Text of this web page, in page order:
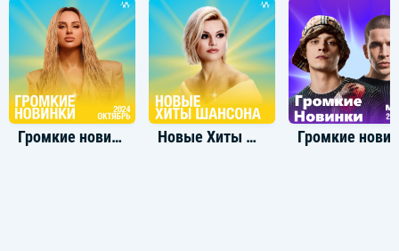
Громкие новинки: Октябрь 2024 Новые Хиты Шансона